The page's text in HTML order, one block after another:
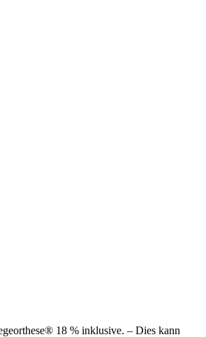
18 % inklusive. – Dies kann